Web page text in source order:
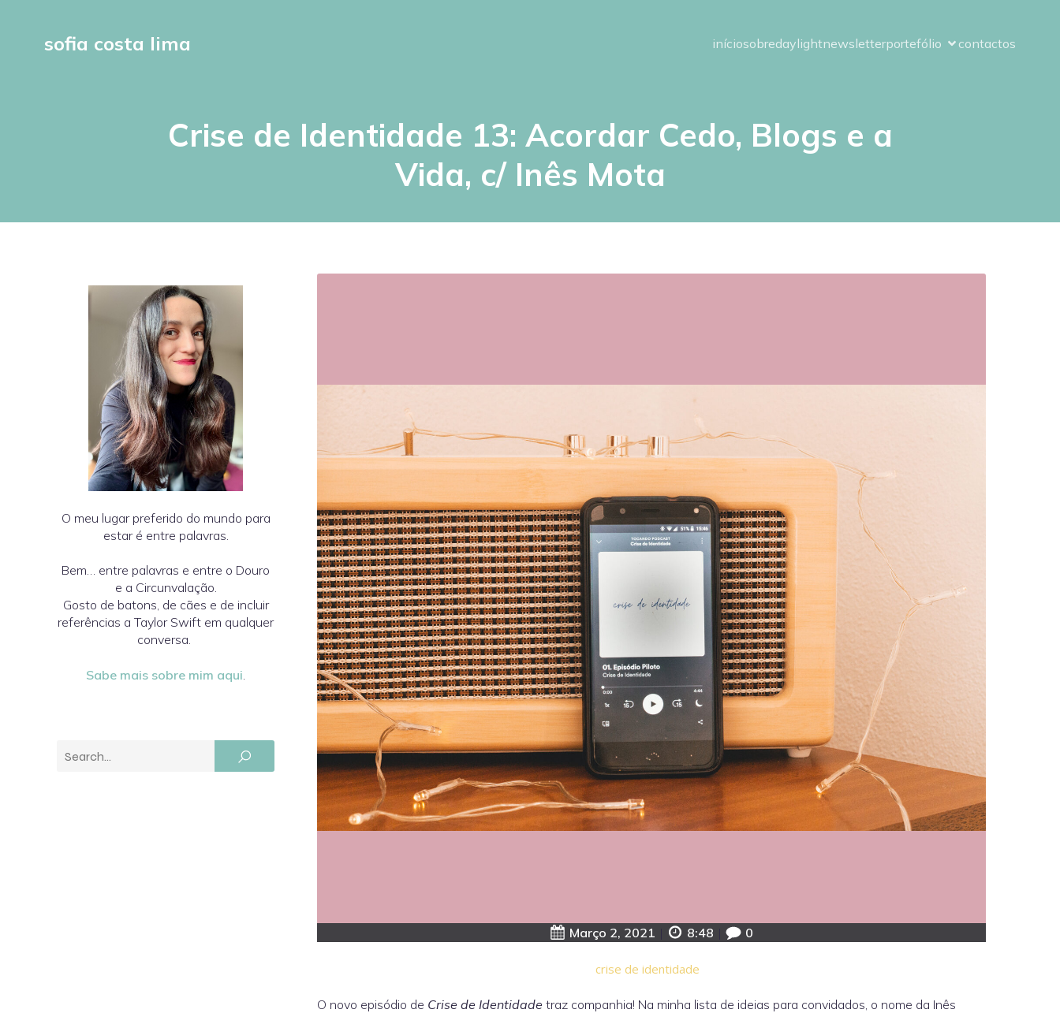
sofia costa lima iníciosobredaylightnewsletterportefólio contactos
Crise de Identidade 13: Acordar Cedo, Blogs e a
Vida, c/ Inês Mota
O meu lugar preferido do mundo para
estar é entre palavras.
Bem… entre palavras e entre o Douro
e a Circunvalação.
Gosto de batons, de cães e de incluir
referências a Taylor Swift em qualquer
conversa.
Sabe mais sobre mim aqui.
Março 2, 2021 8:48 0
crise de identidade
O novo episódio de Crise de Identidade traz companhia! Na minha lista de ideias para convidados, o nome da Inês